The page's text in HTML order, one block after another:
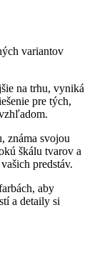
variantov
na trhu, vyniká
pre tých,
známa svojou
škálu tvarov a
predstáv.
aby
a detaily si